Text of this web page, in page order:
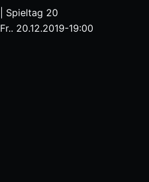
Spieltag 20
Fr.. 20.12.2019-19:00